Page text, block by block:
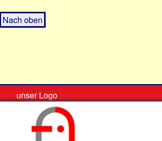
Nach oben
unser Logo